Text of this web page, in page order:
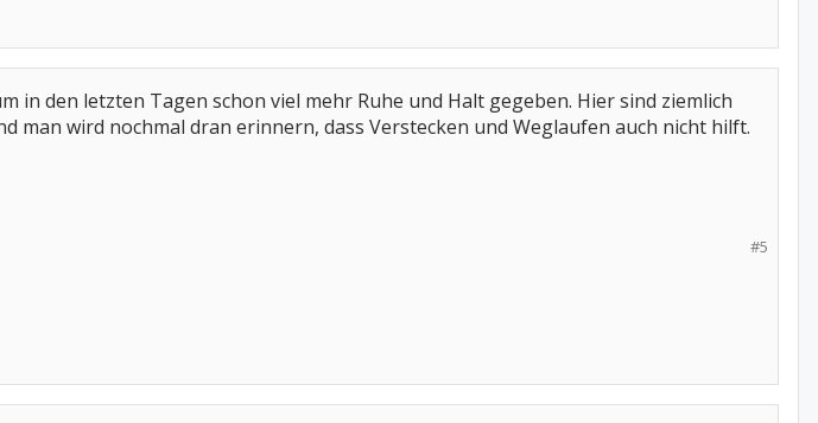
in den letzten Tagen schon viel mehr Ruhe und Halt gegeben. Hier sind ziemlich
man wird nochmal dran erinnern, dass Verstecken und Weglaufen auch nicht hilft.
#5